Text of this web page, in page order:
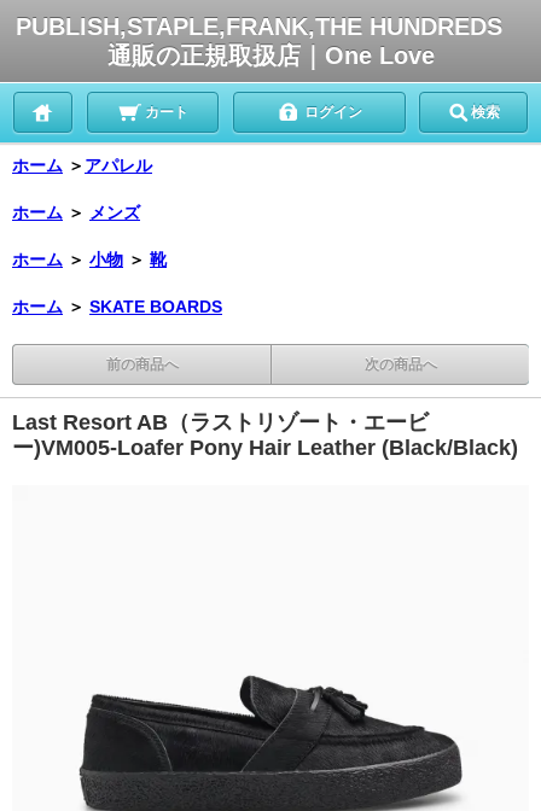
PUBLISH,STAPLE,FRANK,THE HUNDREDS
通販の正規取扱店｜One Love
カート ログイン 検索
ホーム ＞ アパレル
ホーム ＞ メンズ
ホーム ＞ 小物 ＞ 靴
ホーム ＞ SKATE BOARDS
前の商品へ 次の商品へ
Last Resort AB（ラストリゾート・エービ
ー)VM005-Loafer Pony Hair Leather (Black/Black)